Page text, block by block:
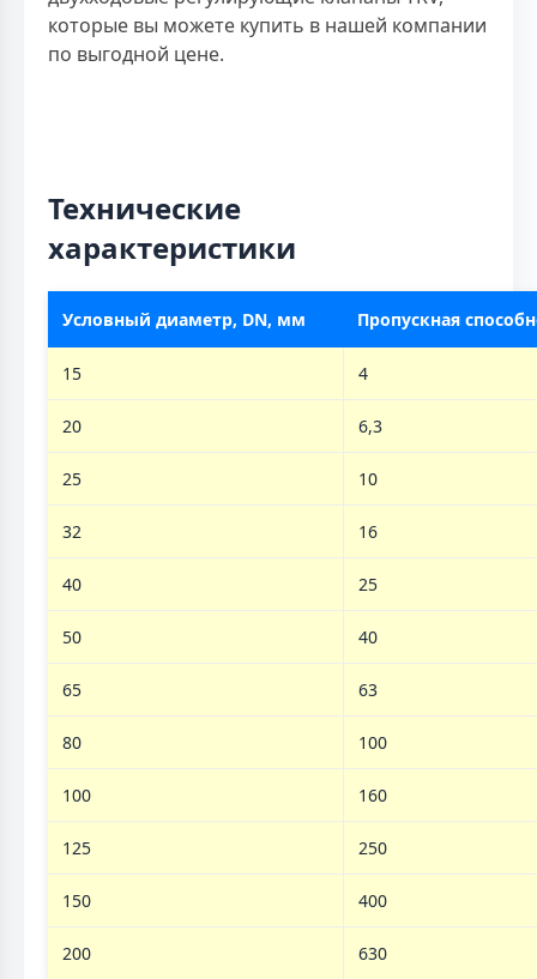
которые вы можете купить в нашей компании
по выгодной цене.
Технические
характеристики
Условный диаметр, DN, мм Пропускная
15 4
20 6,3
25 10
32 16
40 25
50 40
65 63
80 100
100 160
125 250
150 400
200 630